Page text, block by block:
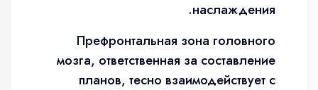
наслаждения.
Префронтальная зона головного
мозга, ответственная за составление
планов, тесно взаимодействует с